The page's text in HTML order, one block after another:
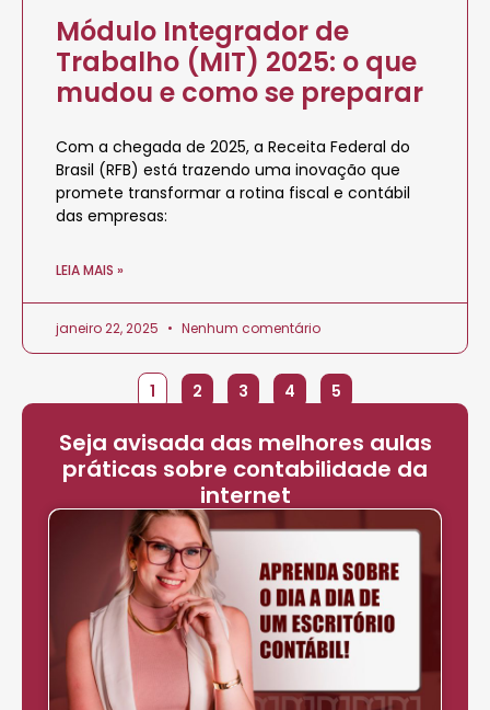
Módulo Integrador de
Trabalho (MIT) 2025: o que
mudou e como se preparar
Com a chegada de 2025, a Receita Federal do
Brasil (RFB) está trazendo uma inovação que
promete transformar a rotina fiscal e contábil
das empresas:
LEIA MAIS »
janeiro 22, 2025 Nenhum comentário
1 2 3 4 5
Seja avisada das melhores aulas
práticas sobre contabilidade da
internet